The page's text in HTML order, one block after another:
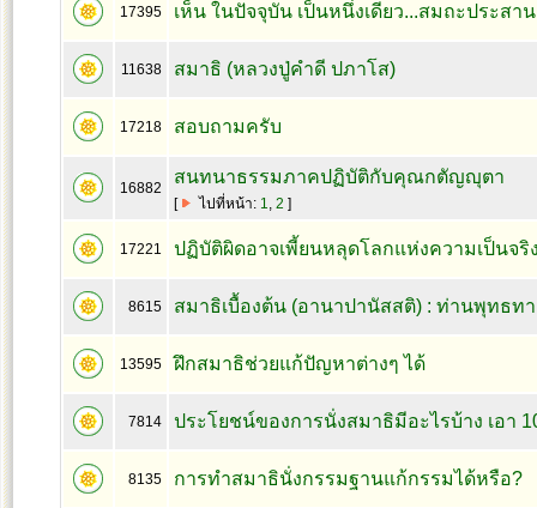
17395 เห็น ในปัจจุบัน เป็นหนึ่งเดียว...สมถะประสา
11638 สมาธิ (หลวงปู่คำดี ปภาโส)
17218 สอบถามครับ
16882
สนทนาธรรมภาคปฏิบัติกับคุณกตัญญุตา
[ ไปที่หน้า: 1, 2 ]
17221 ปฏิบัติผิดอาจเพี้ยนหลุดโลกแห่งความเป็นจริ
8615 สมาธิเบื้องต้น (อานาปานัสสติ) : ท่านพุทธท
13595 ฝึกสมาธิช่วยแก้ปัญหาต่างๆ ได้
7814 ประโยชน์ของการนั่งสมาธิมีอะไรบ้าง เอา
8135 การทำสมาธินั่งกรรมฐานแก้กรรมได้หรือ?